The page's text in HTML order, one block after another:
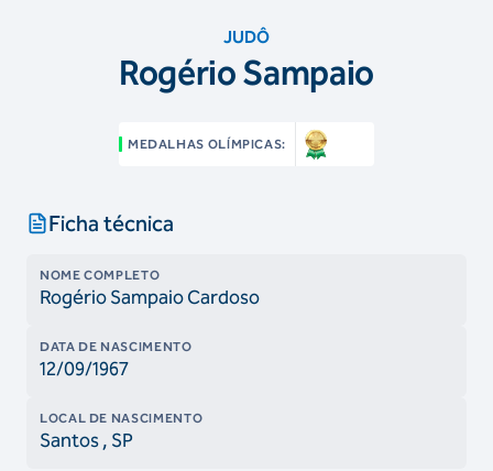
JUDÔ
Rogério Sampaio
MEDALHAS OLÍMPICAS:
Ficha técnica
NOME COMPLETO
Rogério Sampaio Cardoso
DATA DE NASCIMENTO
12/09/1967
LOCAL DE NASCIMENTO
Santos, SP